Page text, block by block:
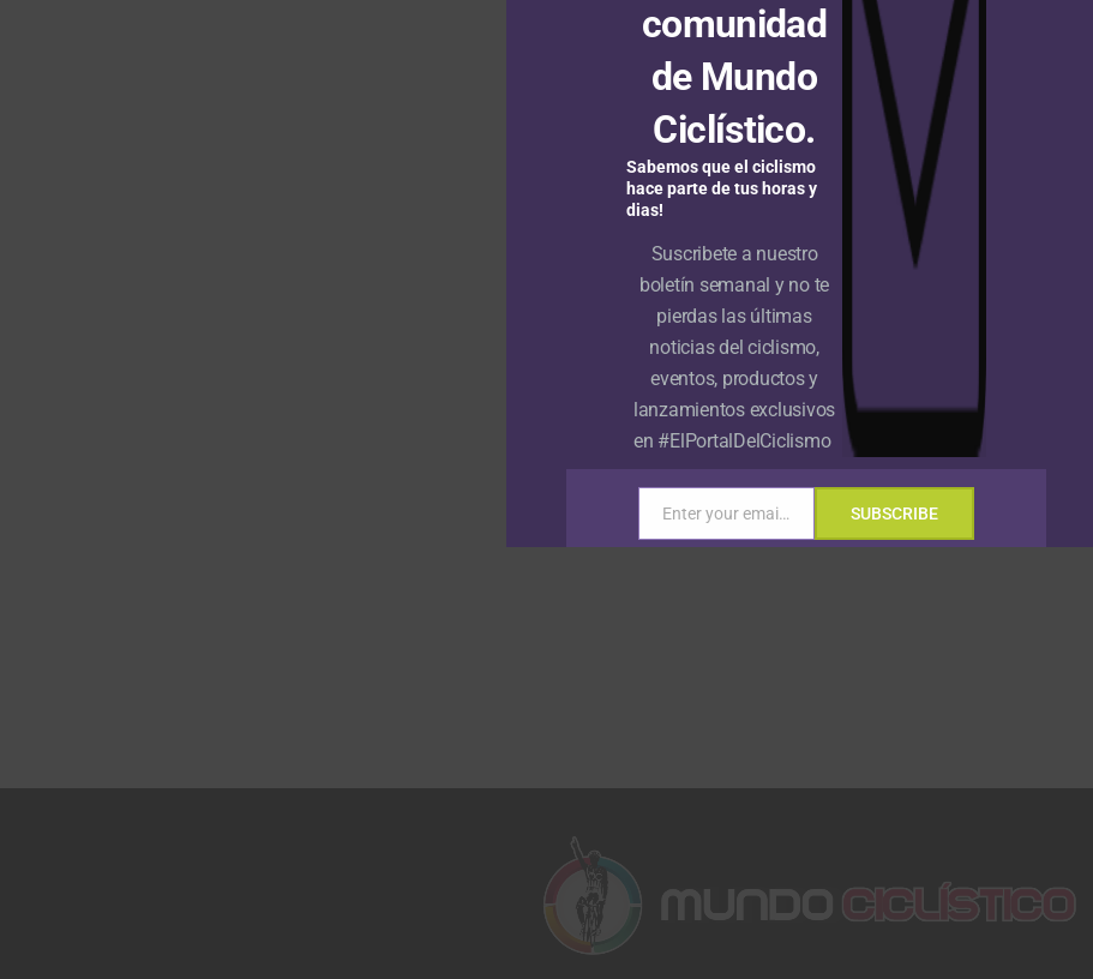
comunidad
de Mundo
Ciclístico.
Sabemos que el ciclismo
hace parte de tus horas y
dias!
Suscribete a nuestro
boletín semanal y no te
pierdas las últimas
noticias del ciclismo,
eventos, productos y
lanzamientos exclusivos
en #ElPortalDelCiclismo
Email Enter your email address SUBSCRIBE